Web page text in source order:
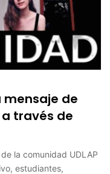
mensaje de
través de
la comunidad UDLAP
estudiantes,